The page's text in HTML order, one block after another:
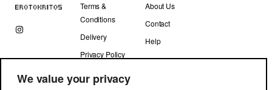
We value your privacy
Terms &
Conditions
Delivery
Privacy Policy
About Us
Contact
Help